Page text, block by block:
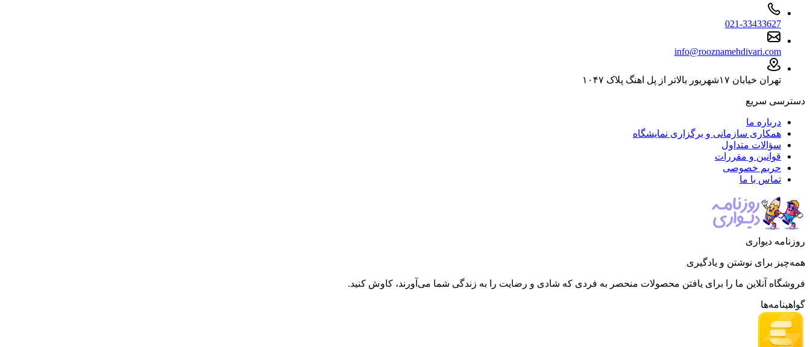
021-33433627
info@rooznamehdivari.com
تهران خیابان ۱۷شهریور بالاتر از پل اهنگ پلاک ۱۰۴۷
دسترسی سریع
درباره ما
همکاری سازمانی و برگزاری نمایشگاه
سؤالات متداول
قوانین و مقررات
حریم خصوصی
تماس با ما
روزنامه دیواری
همه‌چیز برای نوشتن و یادگیری
فروشگاه آنلاین ما را برای یافتن محصولات منحصر به فردی که شادی و رضایت را به زندگی شما می‌آورند، کاوش کنید.
گواهینامه‌ها